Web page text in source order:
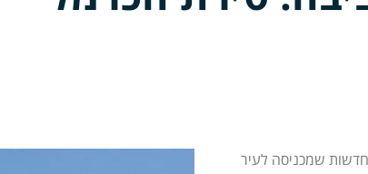
שמכניסה לעיר